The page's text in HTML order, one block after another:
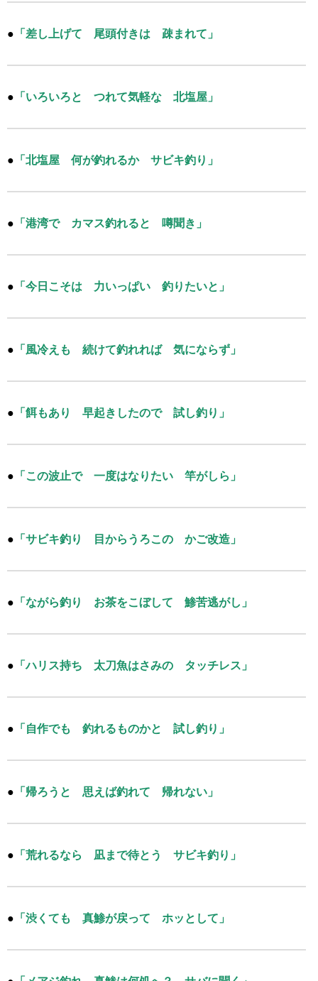
● 「差し上げて 尾頭付きは 疎まれて」
● 「いろいろと つれて気軽な 北塩屋」
● 「北塩屋 何が釣れるか サビキ釣り」
● 「港湾で カマス釣れると 噂聞き」
● 「今日こそは 力いっぱい 釣りたいと」
● 「風冷えも 続けて釣れれば 気にならず」
● 「餌もあり 早起きしたので 試し釣り」
● 「この波止で 一度はなりたい 竿がしら」
● 「サビキ釣り 目からうろこの かご改造」
● 「ながら釣り お茶をこぼして 鯵苦逃がし」
● 「ハリス持ち 太刀魚はさみの タッチレス」
● 「自作でも 釣れるものかと 試し釣り」
● 「帰ろうと 思えば釣れて 帰れない」
● 「荒れるなら 凪まで待とう サビキ釣り」
● 「渋くても 真鯵が戻って ホッとして」